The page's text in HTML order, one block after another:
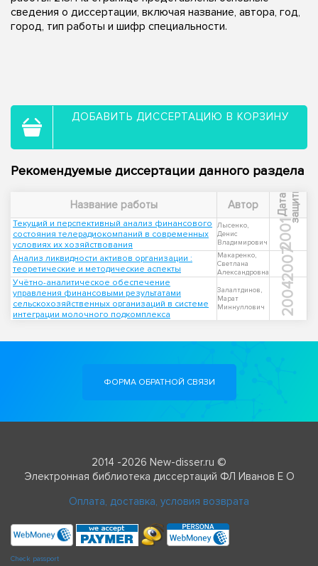
сведения о диссертации, включая название, автора, год,
город, тип работы и шифр специальности.
ДОБАВИТЬ ДИССЕРТАЦИЮ В КОРЗИНУ
Рекомендуемые диссертации данного раздела
Название работы Автор Д
а
т
а
з
а
щ
и
т ы
Текущий и перспективный анализ финансового
состояния телерадиокомпаний в современных
условиях их хозяйствования
Лысенко,
Денис
Владимирович
2001
Анализ ликвидности активов организации :
теоретические и методические аспекты
Макаренко,
Светлана
Александровна
2007
Учётно-аналитическое обеспечение
управления финансовыми результатами
сельскохозяйственных организаций в системе
интеграции молочного подкомплекса
Залалтдинов,
Марат
Миннуллович
2004
ФОРМА ОБРАТНОЙ СВЯЗИ
2014 -2026 New-disser.ru ©
Электронная библиотека диссертаций ФЛ Иванов Е О
Оплата, доставка, условия возврата
Check passport